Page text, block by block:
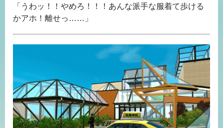
「うわッ！！やめろ！！！あんな派手な服着て歩ける
かアホ！離せっ……」